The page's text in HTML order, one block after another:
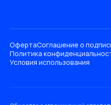
ОфертаСоглашение о
Политика
Условия использования